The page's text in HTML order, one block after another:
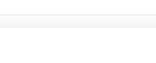
KONINGSBERGER